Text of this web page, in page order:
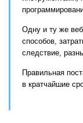
Одну и ту же
способов,
следствие,
Правильная
в кратчайшие